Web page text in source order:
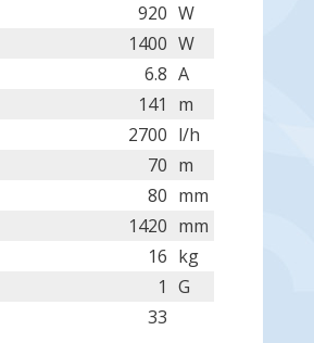
920 W
1400 W
6.8 A
141
m
2700 l/h
70 m
80 mm
1420 mm
16 kg
1 G
33